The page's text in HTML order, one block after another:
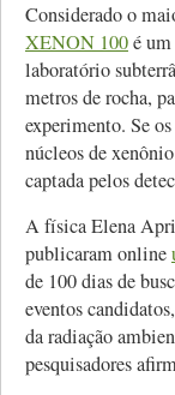
Considerado o
XENON 100é
laboratório
metros de rocha,
experimento. Se
núcleos de
captada pelos
A física Elena
publicaram online
de 100 dias de
eventos
da radiação
pesquisadores